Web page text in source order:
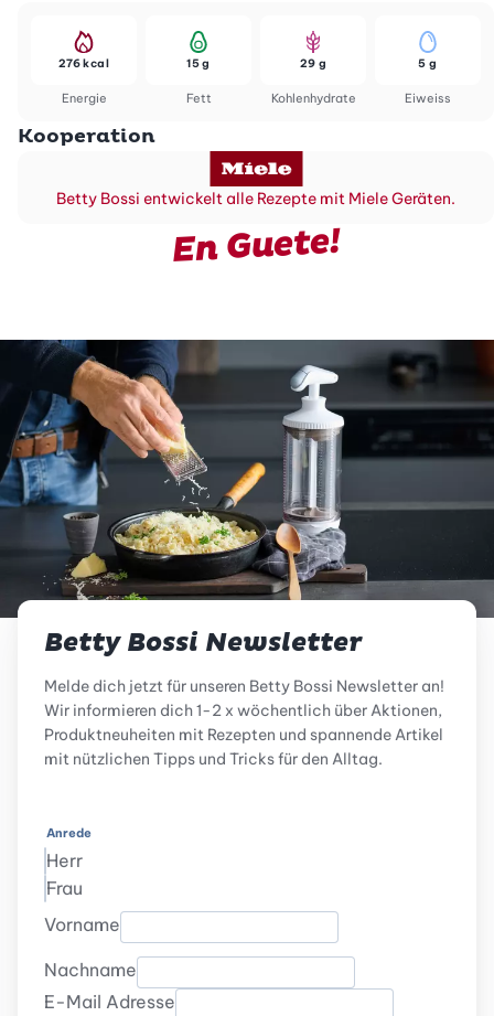
Energie
276 kcal
Fett
15 g
Kohlenhydrate
29 g
Eiweiss
5 g
Kooperation
Betty Bossi entwickelt alle Rezepte mit Miele Geräten.
En Guete!
Betty Bossi Newsletter
Melde dich jetzt für unseren Betty Bossi Newsletter an!
Wir informieren dich 1-2 x wöchentlich über Aktionen,
Produktneuheiten mit Rezepten und spannende Artikel
mit nützlichen Tipps und Tricks für den Alltag.
Anrede
Herr
Frau
Vorname
Nachname
E-Mail Adresse